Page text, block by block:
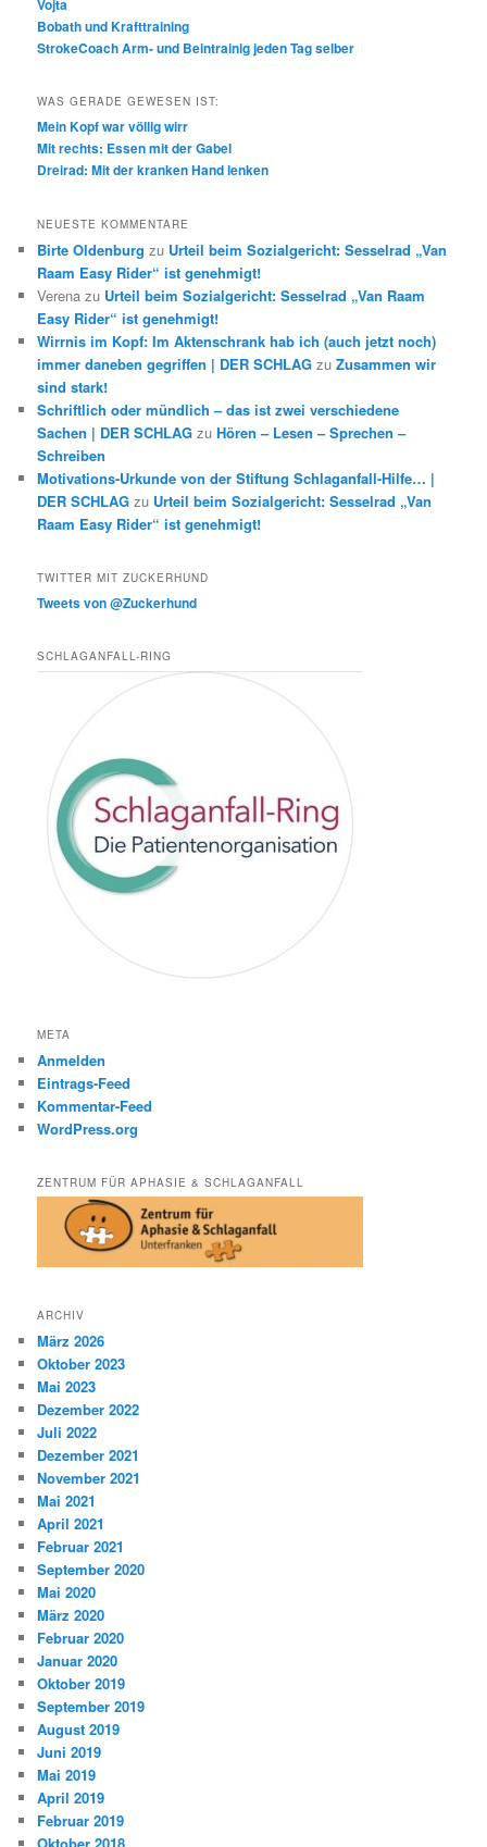
Vojta
Bobath und Krafttraining
StrokeCoach Arm- und Beintrainig jeden Tag selber
WAS GERADE GEWESEN IST:
Mein Kopf war völlig wirr
Mit rechts: Essen mit der Gabel
Dreirad: Mit der kranken Hand lenken
NEUESTE KOMMENTARE
Birte Oldenburg zu Urteil beim Sozialgericht: Sesselrad „Van
Raam Easy Rider“ ist genehmigt!
Verena zu Urteil beim Sozialgericht: Sesselrad „Van Raam
Easy Rider“ ist genehmigt!
Wirrnis im Kopf: Im Aktenschrank hab ich (auch jetzt noch)
immer daneben gegriffen | DER SCHLAG zuZusammen wir
sind stark!
Schriftlich oder mündlich – das ist zwei verschiedene
Sachen | DER SCHLAG zuHören – Lesen – Sprechen –
Schreiben
Motivations-Urkunde von der Stiftung Schlaganfall-Hilfe… |
DER SCHLAG zu Urteil beim Sozialgericht: Sesselrad „Van
Raam Easy Rider“ ist genehmigt!
TWITTER MIT ZUCKERHUND
Tweets von @Zuckerhund
SCHLAGANFALL-RING
META
Anmelden
Eintrags-Feed
Kommentar-Feed
WordPress.org
ZENTRUM FÜR APHASIE & SCHLAGANFALL
ARCHIV
März 2026
Oktober 2023
Mai 2023
Dezember 2022
Juli 2022
Dezember 2021
November 2021
Mai 2021
April 2021
Februar 2021
September 2020
Mai 2020
März 2020
Februar 2020
Januar 2020
Oktober 2019
September 2019
August 2019
Juni 2019
Mai 2019
April 2019
Februar 2019